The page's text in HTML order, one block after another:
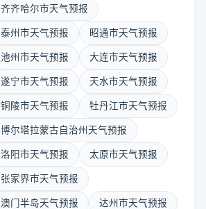
齐齐哈尔市天气预报
泰州市天气预报 昭通市天气预报
池州市天气预报 大连市天气预报
遂宁市天气预报 天水市天气预报
铜陵市天气预报 牡丹江市天气预报
博尔塔拉蒙古自治州天气预报
洛阳市天气预报 太原市天气预报
张家界市天气预报
澳门半岛天气预报 达州市天气预报